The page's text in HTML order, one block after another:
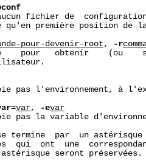
fichier de
qu'en première position de
pour-devenir-root , -r
pour   obtenir    (ou
pas l'environnement, à
=var, -evar
pas la variable
termine  par  un
qui  ont  une
seront préservées.